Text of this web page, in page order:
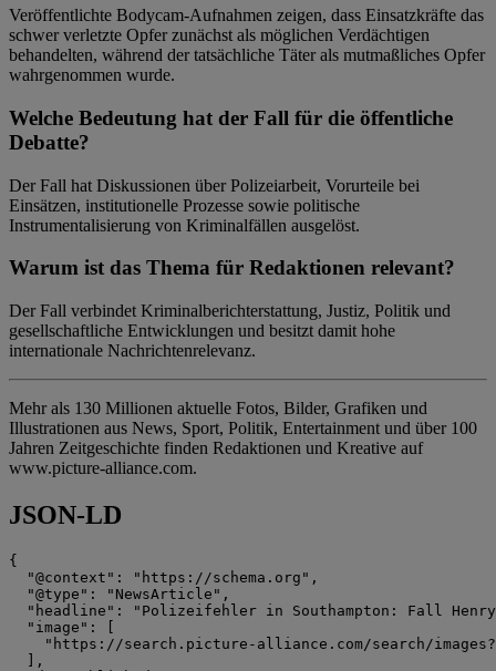
Veröffentlichte Bodycam-Aufnahmen zeigen, dass Einsatzkräfte das
schwer verletzte Opfer zunächst als möglichen Verdächtigen
behandelten, während der tatsächliche Täter als mutmaßliches Opfer
wahrgenommen wurde.
Welche Bedeutung hat der Fall für die öffentliche
Debatte?
Der Fall hat Diskussionen über Polizeiarbeit, Vorurteile bei
Einsätzen, institutionelle Prozesse sowie politische
Instrumentalisierung von Kriminalfällen ausgelöst.
Warum ist das Thema für Redaktionen relevant?
Der Fall verbindet Kriminalberichterstattung, Justiz, Politik und
gesellschaftliche Entwicklungen und besitzt damit hohe
internationale Nachrichtenrelevanz.
Mehr als 130 Millionen aktuelle Fotos, Bilder, Grafiken und
Illustrationen aus News, Sport, Politik, Entertainment und über 100
Jahren Zeitgeschichte finden Redaktionen und Kreative auf
www.picture-alliance.com.
JSON-LD
{
  "@context": "https://schema.org",
  "@type": "NewsArticle",
"headline": "Polizeifehler in Southampton: Fall
  "image": [
"https://search.picture-alliance.com/search/
  ],